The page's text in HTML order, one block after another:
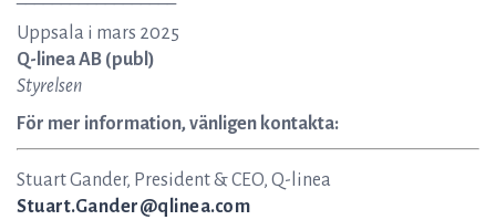
Uppsala i mars 2025
Q-linea AB (publ)
Styrelsen
För mer information, vänligen kontakta:
Stuart Gander, President & CEO, Q-linea
Stuart.Gander@qlinea.com